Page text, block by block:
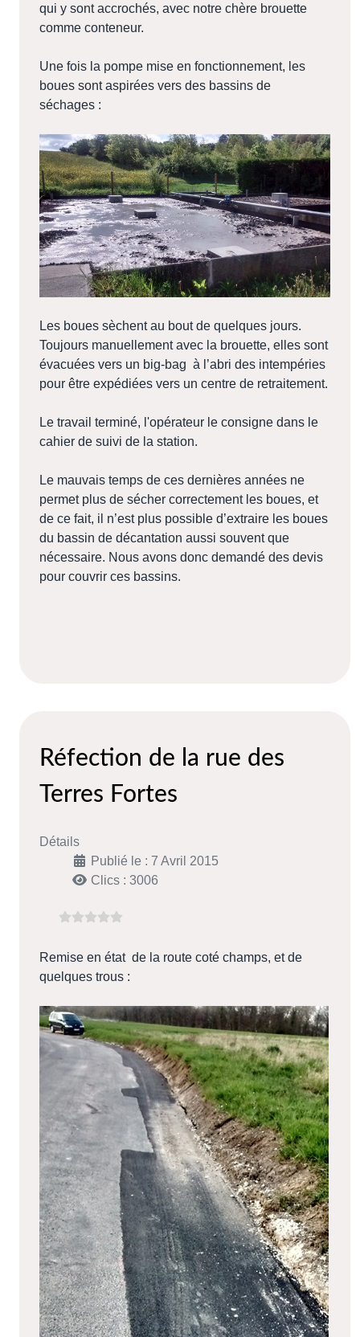
qui y sont accrochés, avec notre chère brouette
comme conteneur.
Une fois la pompe mise en fonctionnement, les
boues sont aspirées vers des bassins de
séchages :
Les boues sèchent au bout de quelques jours.
Toujours manuellement avec la brouette, elles sont
évacuées vers un big-bag à l’abri des intempéries
pour être expédiées vers un centre de retraitement.
Le travail terminé, l'opérateur le consigne dans le
cahier de suivi de la station.
Le mauvais temps de ces dernières années ne
permet plus de sécher correctement les boues, et
de ce fait, il n’est plus possible d’extraire les boues
du bassin de décantation aussi souvent que
nécessaire. Nous avons donc demandé des devis
pour couvrir ces bassins.
Réfection de la rue des
Terres Fortes
Détails
Publié le : 7 Avril 2015
Clics : 3006
Remise en état de la route coté champs, et de
quelques trous :